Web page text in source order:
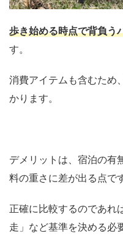
歩き始める時点で背負う
す。
消費アイテムも含むため
かります。
デメリットは、宿泊の有
料の重さに差が出る点で
正確に比較するのであれ
走」など基準を決める必